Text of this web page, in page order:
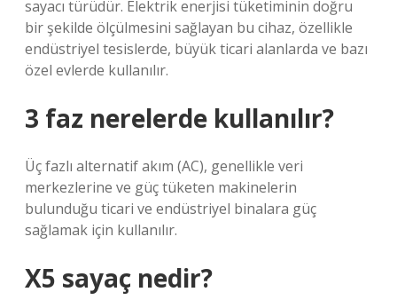
sayacı türüdür. Elektrik enerjisi tüketiminin doğru
bir şekilde ölçülmesini sağlayan bu cihaz, özellikle
endüstriyel tesislerde, büyük ticari alanlarda ve bazı
özel evlerde kullanılır.
3 faz nerelerde kullanılır?
Üç fazlı alternatif akım (AC), genellikle veri
merkezlerine ve güç tüketen makinelerin
bulunduğu ticari ve endüstriyel binalara güç
sağlamak için kullanılır.
X5 sayaç nedir?